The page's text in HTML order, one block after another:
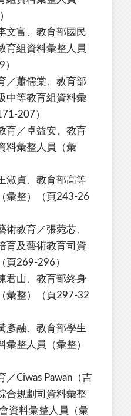
富、教育部國民
育組資料彙整人員
蕭儒棠、教育部
中等教育組資料彙
207）
／卓益安、教育
料彙整人員（彙
貞、教育部高等
彙整）（頁243-26
教育／張菀芯、
育及藝術教育司資
頁269-296）
山、教育部終身
彙整）（頁297-32
融、教育部學生
彙整人員（彙整）
Ciwas Pawan（吉
合規劃司資料彙整
資料彙整人員（彙